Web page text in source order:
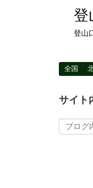
登
登山
全国
サイト